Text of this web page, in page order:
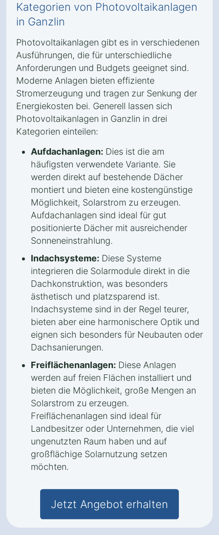
Kategorien von Photovoltaikanlagen
in Ganzlin
Photovoltaikanlagen gibt es in verschiedenen
Ausführungen, die für unterschiedliche
Anforderungen und Budgets geeignet sind.
Moderne Anlagen bieten effiziente
Stromerzeugung und tragen zur Senkung der
Energiekosten bei. Generell lassen sich
Photovoltaikanlagen in Ganzlin in drei
Kategorien einteilen:
Aufdachanlagen: Dies ist die am
häufigsten verwendete Variante. Sie
werden direkt auf bestehende Dächer
montiert und bieten eine kostengünstige
Möglichkeit, Solarstrom zu erzeugen.
Aufdachanlagen sind ideal für gut
positionierte Dächer mit ausreichender
Sonneneinstrahlung.
Indachsysteme: Diese Systeme
integrieren die Solarmodule direkt in die
Dachkonstruktion, was besonders
ästhetisch und platzsparend ist.
Indachsysteme sind in der Regel teurer,
bieten aber eine harmonischere Optik und
eignen sich besonders für Neubauten oder
Dachsanierungen.
Freiflächenanlagen: Diese Anlagen
werden auf freien Flächen installiert und
bieten die Möglichkeit, große Mengen an
Solarstrom zu erzeugen.
Freiflächenanlagen sind ideal für
Landbesitzer oder Unternehmen, die viel
ungenutzten Raum haben und auf
großflächige Solarnutzung setzen
möchten.
Jetzt Angebot erhalten